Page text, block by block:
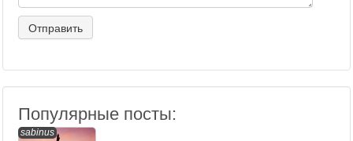
Популярные посты:
sabinus